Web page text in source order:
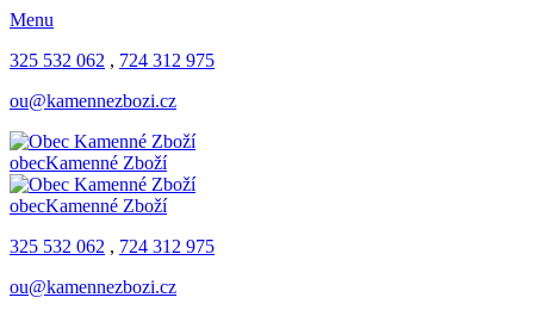
Menu
325 532 062 , 724 312 975
ou@kamennezbozi.cz
obecKamenné Zboží
obecKamenné Zboží
325 532 062 , 724 312 975
ou@kamennezbozi.cz